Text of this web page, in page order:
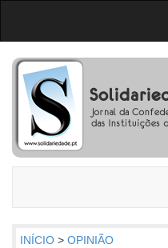
INÍCIO > OPINIÃO